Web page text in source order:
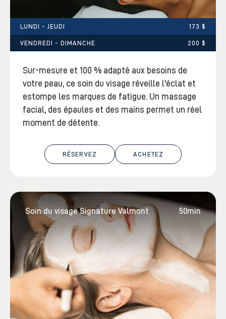
LUNDI - JEUDI 173 $
VENDREDI - DIMANCHE 200 $
Sur-mesure et 100 % adapté aux besoins de
votre peau, ce soin du visage réveille l'éclat et
estompe les marques de fatigue. Un massage
facial, des épaules et des mains permet un réel
moment de détente.
RÉSERVEZ ACHETEZ
Soin du visage Signature Valmont 50min